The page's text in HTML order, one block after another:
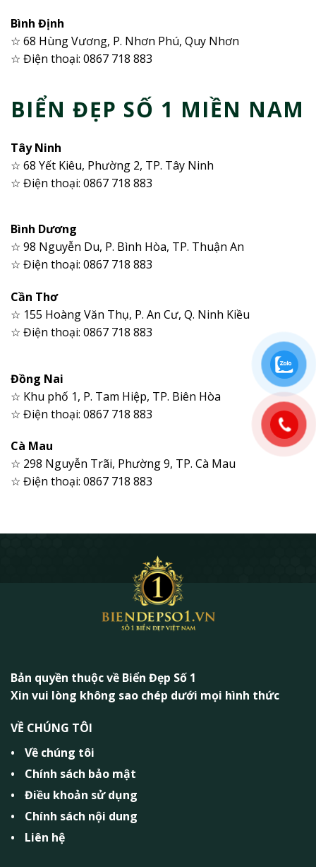
Bình Định
☆ 68 Hùng Vương, P. Nhơn Phú, Quy Nhơn
☆ Điện thoại: 0867 718 883
BIỂN ĐẸP SỐ 1 MIỀN NAM
Tây Ninh
☆ 68 Yết Kiêu, Phường 2, TP. Tây Ninh
☆ Điện thoại: 0867 718 883
Bình Dương
☆ 98 Nguyễn Du, P. Bình Hòa, TP. Thuận An
☆ Điện thoại: 0867 718 883
Cần Thơ
☆ 155 Hoàng Văn Thụ, P. An Cư, Q. Ninh Kiều
☆ Điện thoại: 0867 718 883
Đồng Nai
☆ Khu phố 1, P. Tam Hiệp, TP. Biên Hòa
☆ Điện thoại: 0867 718 883
Cà Mau
☆ 298 Nguyễn Trãi, Phường 9, TP. Cà Mau
☆ Điện thoại: 0867 718 883
Bản quyền thuộc về Biển Đẹp Số 1
Xin vui lòng không sao chép dưới mọi hình thức
VỀ CHÚNG TÔI
Về chúng tôi
Chính sách bảo mật
Điều khoản sử dụng
Chính sách nội dung
Liên hệ